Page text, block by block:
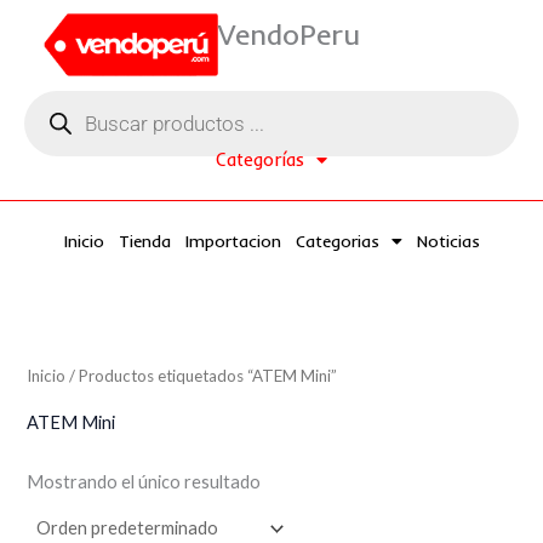
contenido
VendoPeru
productos
Categorías
Inicio Tienda Importacion Categorias Noticias
Inicio / Productos etiquetados “ATEM Mini”
ATEM Mini
Mostrando el único resultado